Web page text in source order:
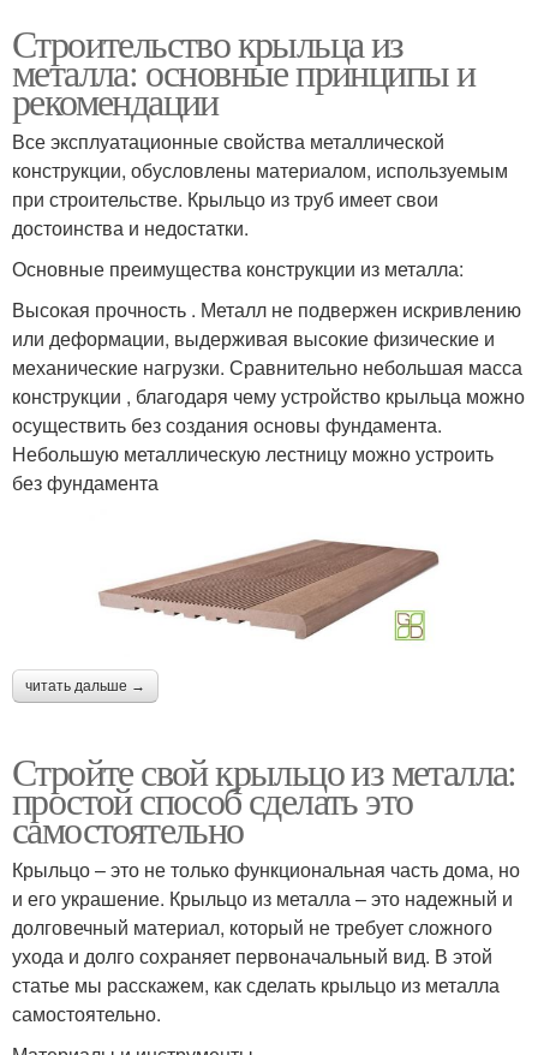
Строительство крыльца из
металла: основные принципы и
рекомендации
Все эксплуатационные свойства металлической
конструкции, обусловлены материалом, используемым
при строительстве. Крыльцо из труб имеет свои
достоинства и недостатки.
Основные преимущества конструкции из металла:
Высокая прочность . Металл не подвержен искривлению
или деформации, выдерживая высокие физические и
механические нагрузки. Сравнительно небольшая масса
конструкции , благодаря чему устройство крыльца можно
осуществить без создания основы фундамента.
Небольшую металлическую лестницу можно устроить
без фундамента
читать дальше →
Стройте свой крыльцо из металла:
простой способ сделать это
самостоятельно
Крыльцо – это не только функциональная часть дома, но
и его украшение. Крыльцо из металла – это надежный и
долговечный материал, который не требует сложного
ухода и долго сохраняет первоначальный вид. В этой
статье мы расскажем, как сделать крыльцо из металла
самостоятельно.